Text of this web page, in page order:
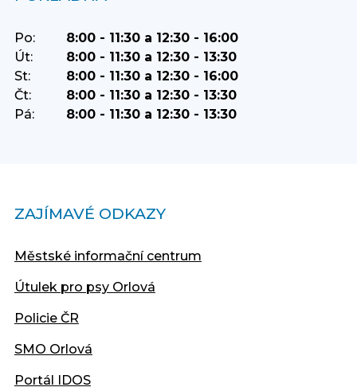
Po:
8:00 - 11:30 a 12:30 - 16:00
Út:
8:00 - 11:30 a 12:30 - 13:30
St:
8:00 - 11:30 a 12:30 - 16:00
Čt:
8:00 - 11:30 a 12:30 - 13:30
Pá:
8:00 - 11:30 a 12:30 - 13:30
ZAJÍMAVÉ ODKAZY
Městské informační centrum
Útulek pro psy Orlová
Policie ČR
SMO Orlová
Portál IDOS